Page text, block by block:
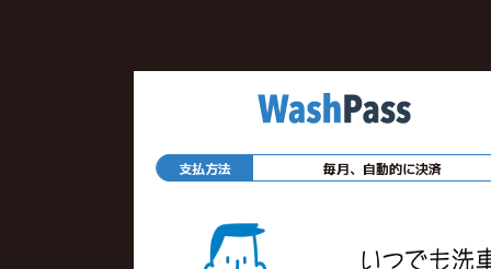
支払方法 毎月、自動的に決済